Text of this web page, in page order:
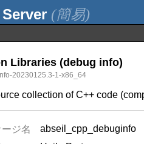
(簡易)
Libraries (debug info)
20230125.3-1-x86_64
collection of C++ code
ジ名
abseil_cpp_debuginfo